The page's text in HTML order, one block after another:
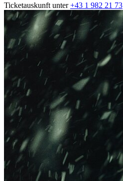
Ticketauskunft unter+43 1 982 21 73